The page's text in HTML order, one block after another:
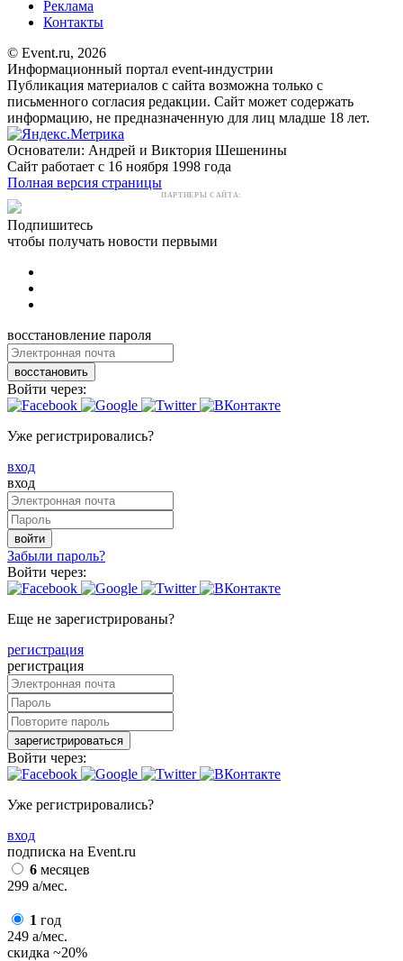
Реклама
Контакты
© Event.ru, 2026
Информационный портал event-индустрии
Публикация материалов с сайта возможна только с
письменного согласия редакции. Сайт может содержать
информацию, не предназначенную для лиц младше 18 лет.
Основатели: Андрей и Виктория Шешенины
Сайт работает с 16 ноября 1998 года
Полная версия страницы
ПАРТНЕРЫ САЙТА:
Подпишитесь
чтобы получать новости первыми
восстановление пароля
восстановить
Войти через:
Уже регистрировались?
вход
вход
войти
Забыли пароль?
Войти через:
Еще не зарегистрированы?
регистрация
регистрация
зарегистрироваться
Войти через:
Уже регистрировались?
вход
подписка на Event.ru
6 месяцев
299 a/мес.
1 год
249 a/мес.
скидка ~20%